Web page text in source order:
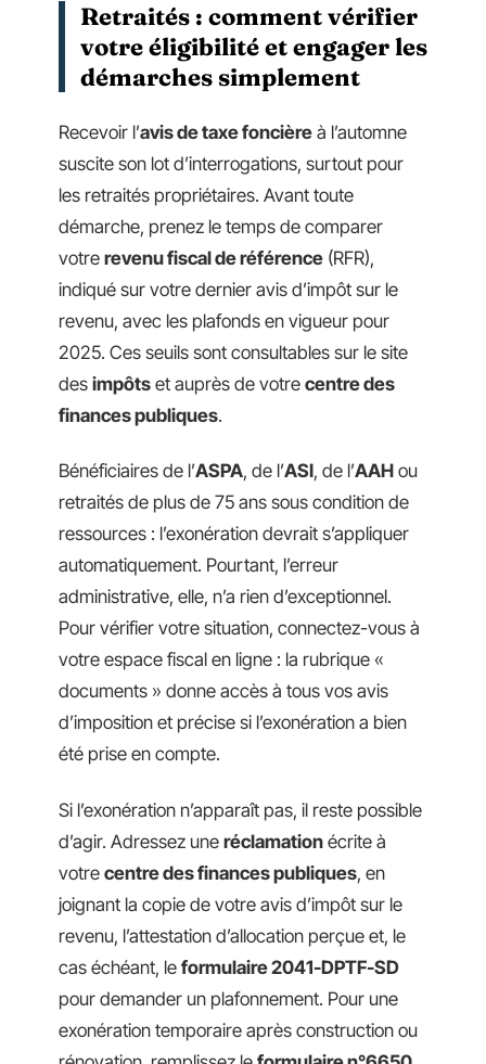
Retraités : comment vérifier
votre éligibilité et engager les
démarches simplement
Recevoir l’avis de taxe foncière à l’automne
suscite son lot d’interrogations, surtout pour
les retraités propriétaires. Avant toute
démarche, prenez le temps de comparer
votre revenu fiscal de référence (RFR),
indiqué sur votre dernier avis d’impôt sur le
revenu, avec les plafonds en vigueur pour
2025. Ces seuils sont consultables sur le site
des impôts et auprès de votre centre des
finances publiques.
Bénéficiaires de l’ASPA, de l’ASI, de l’AAH ou
retraités de plus de 75 ans sous condition de
ressources : l’exonération devrait s’appliquer
automatiquement. Pourtant, l’erreur
administrative, elle, n’a rien d’exceptionnel.
Pour vérifier votre situation, connectez-vous à
votre espace fiscal en ligne : la rubrique «
documents » donne accès à tous vos avis
d’imposition et précise si l’exonération a bien
été prise en compte.
Si l’exonération n’apparaît pas, il reste possible
d’agir. Adressez une réclamation écrite à
votre centre des finances publiques, en
joignant la copie de votre avis d’impôt sur le
revenu, l’attestation d’allocation perçue et, le
cas échéant, le formulaire 2041-DPTF-SD
pour demander un plafonnement. Pour une
exonération temporaire après construction ou